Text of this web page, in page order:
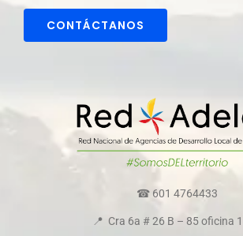
Comunicaciones
Transparencia y ética empresarial
CONTÁCTANOS
☎ 601 4764433
📍 Cra 6a # 26 B – 85 oficina